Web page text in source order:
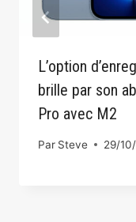
L’option
brille par son
Pro avec M2
Par Steve 29/